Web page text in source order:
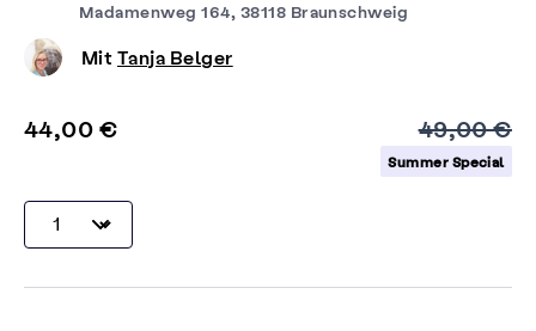
Madamenweg 164, 38118 Braunschweig
Mit Tanja Belger
44,00 € 49,00 €
Summer Special